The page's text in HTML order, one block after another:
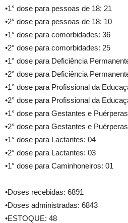
•1° dose para pessoas de 18: 21
•2° dose para pessoas de 18: 10
•1° dose para comorbidades: 36
•2° dose para comorbidades: 25
•1° dose para Deficiência
•2° dose para Deficiência
•1° dose para Profissional da
•2° dose para Profissional da
•1° dose para Gestantes e
•2° dose para Gestantes e
•1° dose para Lactantes: 04
•2° dose para Lactantes: 03
•1° dose para Caminhoneiros: 01
•Doses recebidas: 6891
•Doses administradas: 6843
•ESTOQUE: 48